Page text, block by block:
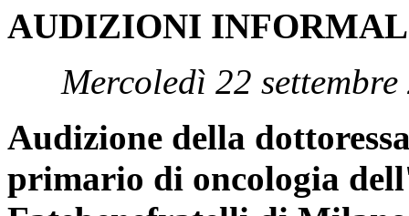
AUDIZIONI
Mercoledì 22 settembre
Audizione della
primario di oncologia